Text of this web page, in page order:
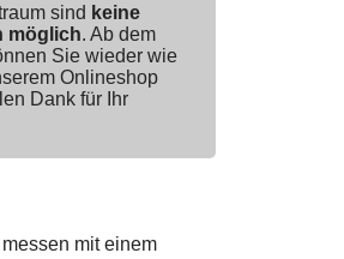
sind keine
möglich. Ab dem
Sie wieder wie
Onlineshop
Dank für Ihr
mit einem